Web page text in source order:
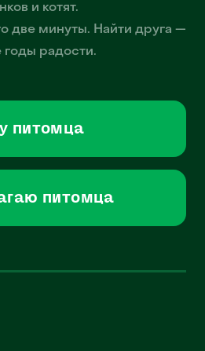
и котят.
две минуты. Найти друга —
годы радости.
питомца
питомца